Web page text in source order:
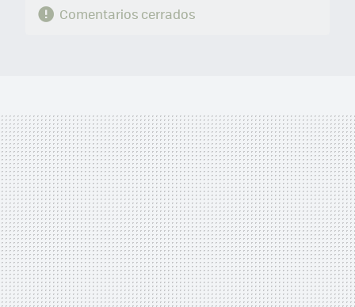
Comentarios cerrados